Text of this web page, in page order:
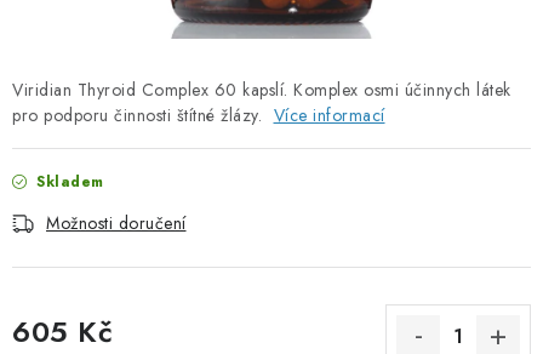
Obchodní podmínky
Natural Health Store
Slovník pojmů
Mapa serveru
Viridian Thyroid Complex 60 kapslí. Komplex osmi účinnych látek
pro podporu činnosti štítné žlázy. Více informací
Skladem
Možnosti doručení
605 Kč